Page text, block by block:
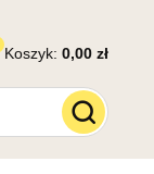
Koszyk: 0,00 zł